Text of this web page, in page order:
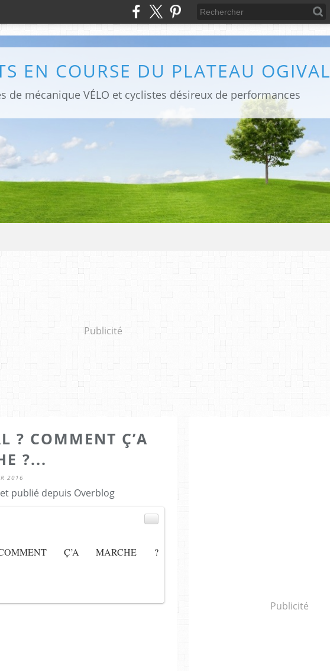
EN COURSE DU PLATEAU OGIVAL
de mécanique VÉLO et cyclistes désireux de performances
Publicité
? COMMENT Ç’A
?...
2016
publié depuis Overblog
Ç’A MARCHE ?
Publicité